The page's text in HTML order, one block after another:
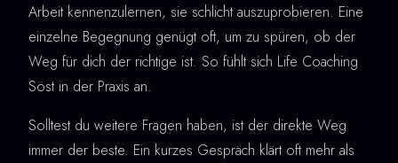
Arbeit kennenzulernen, sie schlicht auszuprobieren. Eine
einzelne Begegnung genügt oft, um zu spüren, ob der
Weg für dich der richtige ist. So fühlt sich Life Coaching
Söst in der Praxis an.
Solltest du weitere Fragen haben, ist der direkte Weg
immer der beste. Ein kurzes Gespräch klärt oft mehr als